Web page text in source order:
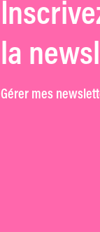
la
Gérer mes